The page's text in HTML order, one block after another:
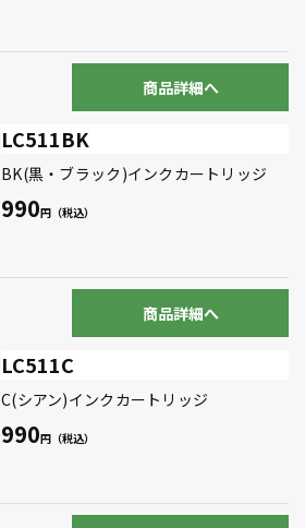
商品詳細へ
LC511BK
BK(黒・ブラック)インクカートリッジ
990
商品詳細へ
LC511C
C(シアン)インクカートリッジ
990